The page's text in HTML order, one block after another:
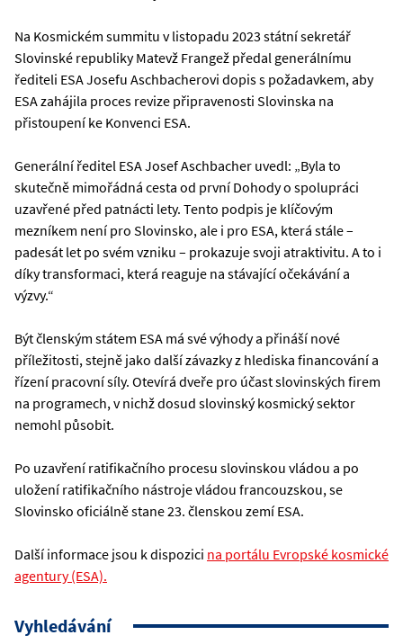
Na Kosmickém summitu v listopadu 2023 státní sekretář
Slovinské republiky Matevž Frangež předal generálnímu
řediteli ESA Josefu Aschbacherovi dopis s požadavkem, aby
ESA zahájila proces revize připravenosti Slovinska na
přistoupení ke Konvenci ESA.
Generální ředitel ESA Josef Aschbacher uvedl: „Byla to
skutečně mimořádná cesta od první Dohody o spolupráci
uzavřené před patnácti lety. Tento podpis je klíčovým
mezníkem není pro Slovinsko, ale i pro ESA, která stále –
padesát let po svém vzniku – prokazuje svoji atraktivitu. A to i
díky transformaci, která reaguje na stávající očekávání a
výzvy.“
Být členským státem ESA má své výhody a přináší nové
příležitosti, stejně jako další závazky z hlediska financování a
řízení pracovní síly. Otevírá dveře pro účast slovinských firem
na programech, v nichž dosud slovinský kosmický sektor
nemohl působit.
Po uzavření ratifikačního procesu slovinskou vládou a po
uložení ratifikačního nástroje vládou francouzskou, se
Slovinsko oficiálně stane 23. členskou zemí ESA.
Další informace jsou k dispozici na portálu Evropské kosmické
agentury (ESA).
Vyhledávání